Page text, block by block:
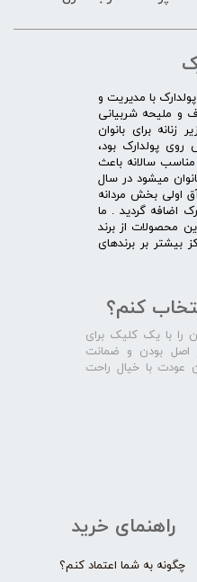
که گالری پولدارک با مدیریت و
و ملیحه شربیانی
برای بانوان
روی پولدارک بود،
سالانه باعث
میشود در سال
اولی بخش مردانه
اضافه گردید . ما
محصولات از برند
بیشتر بر برندهای
راهنمای خرید
چگونه به شما اعتماد کنم؟
کنم؟
را با یک کلیک برای
اصل بودن و ضمانت
ساعت زمان عودت با خیال راحت